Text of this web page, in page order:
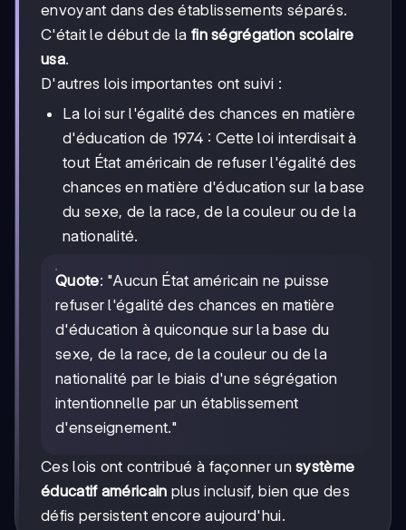
envoyant dans des établissements séparés.
C'était le début de la fin ségrégation scolaire
usa.
D'autres lois importantes ont suivi :
La loi sur l'égalité des chances en matière
d'éducation de 1974 : Cette loi interdisait à
tout État américain de refuser l'égalité des
chances en matière d'éducation sur la base
du sexe, de la race, de la couleur ou de la
nationalité.
Quote: "Aucun État américain ne puisse
refuser l'égalité des chances en matière
d'éducation à quiconque sur la base du
sexe, de la race, de la couleur ou de la
nationalité par le biais d'une ségrégation
intentionnelle par un établissement
d'enseignement."
Ces lois ont contribué à façonner unsystème
éducatif américain plus inclusif, bien que des
défis persistent encore aujourd'hui.